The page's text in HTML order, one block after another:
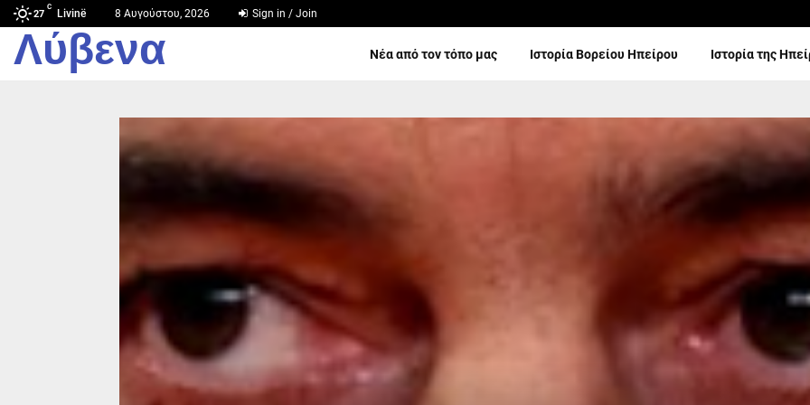
27
C
Livinë 8 Αυγούστου, 2026 Sign in / Join
Λύβενα Νέα από τον τόπο μας Ιστορία Βορείου Ηπείρου Ιστορία της